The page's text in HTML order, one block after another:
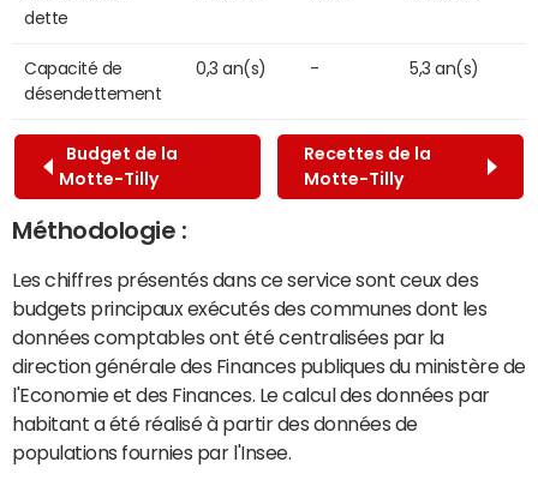
dette
Capacité de
désendettement
0,3 an(s) - 5,3 an(s)
Budget de la
Motte-Tilly
Recettes de la
Motte-Tilly
Méthodologie :
Les chiffres présentés dans ce service sont ceux des
budgets principaux exécutés des communes dont les
données comptables ont été centralisées par la
direction générale des Finances publiques du ministère de
l'Economie et des Finances. Le calcul des données par
habitant a été réalisé à partir des données de
populations fournies par l'Insee.